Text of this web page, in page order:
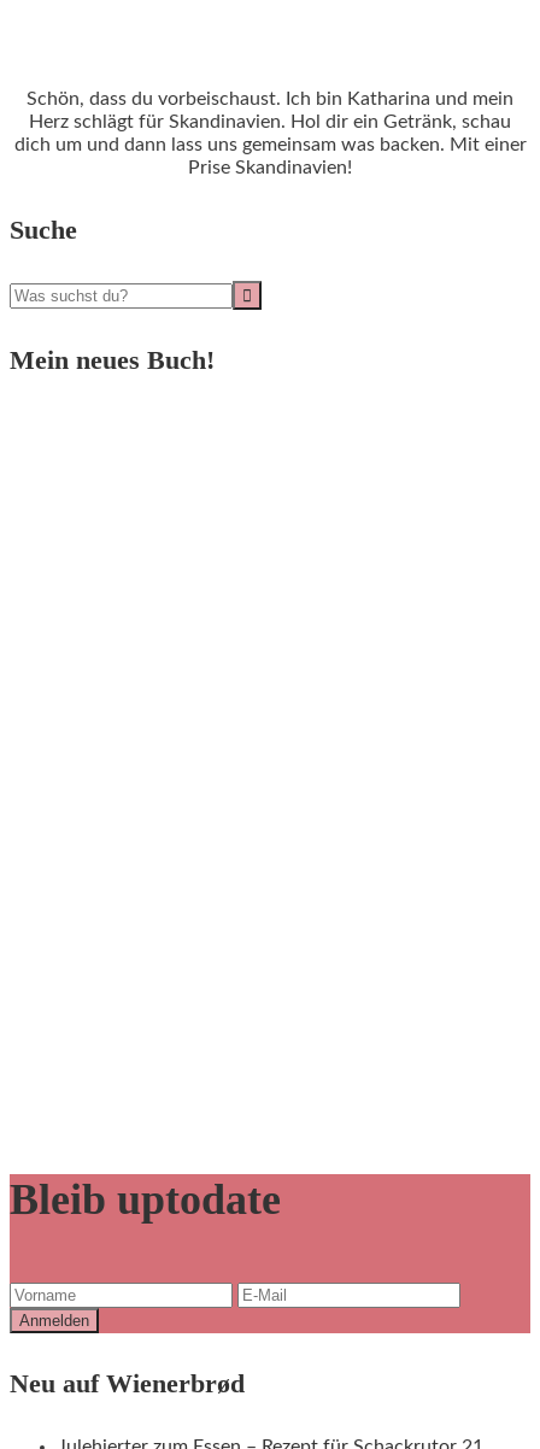
Schön, dass du vorbeischaust. Ich bin Katharina und mein
Herz schlägt für Skandinavien. Hol dir ein Getränk, schau
dich um und dann lass uns gemeinsam was backen. Mit einer
Prise Skandinavien!
Suche
Mein neues Buch!
Bleib uptodate
Neu auf Wienerbrød